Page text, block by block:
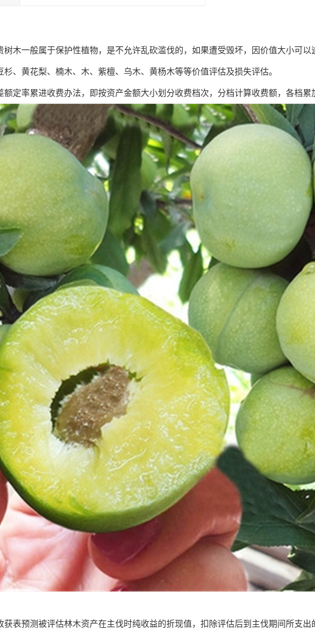
树木一般属于保护性植物，是不允许乱砍滥伐的，如果遭受毁坏，因价值大小可
杉、黄花梨、楠木、木、紫檀、乌木、黄杨木等等价值评估及损失评估。
额定率累进收费办法，即按资产金额大小划分收费档次，分档计算收费额，各档累
获表预测被评估林木资产在主伐时纯收益的折现值，扣除评估后到主伐期间所支